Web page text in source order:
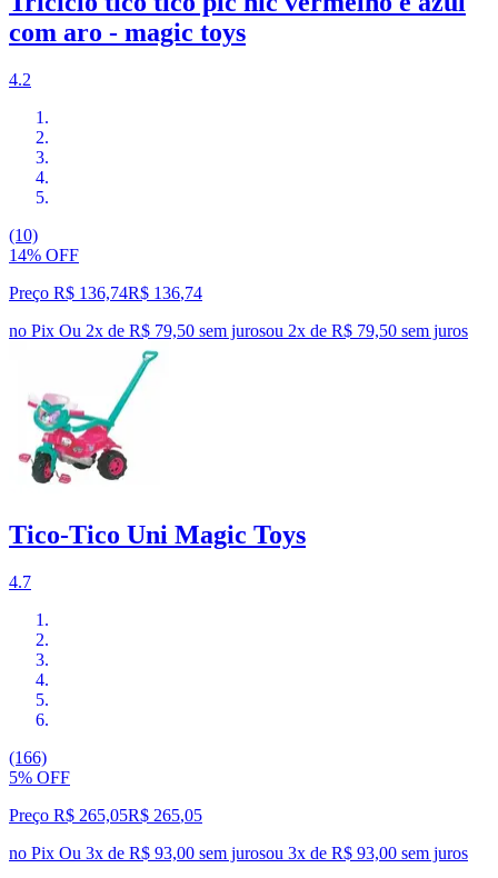
com aro - magic toys
4.2
(10)
14% OFF
Preço R$ 136,74R$ 136,74
no Pix Ou 2x de R$ 79,50 sem jurosou 2x de R$ 79,50 sem juros
Tico-Tico Uni Magic Toys
4.7
(166)
5% OFF
Preço R$ 265,05R$ 265,05
no Pix Ou 3x de R$ 93,00 sem jurosou 3x de R$ 93,00 sem juros